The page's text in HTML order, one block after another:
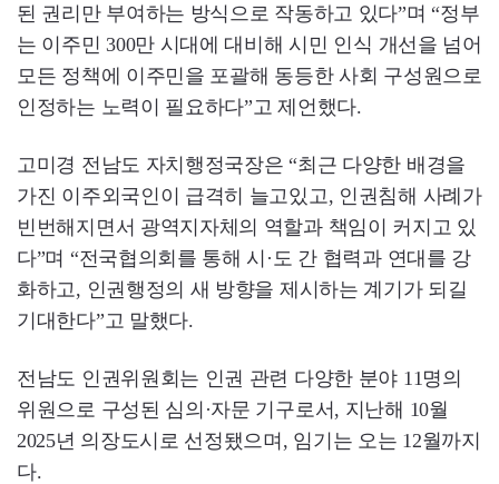
된 권리만 부여하는 방식으로 작동하고 있다”며 “정부
는 이주민 300만 시대에 대비해 시민 인식 개선을 넘어
모든 정책에 이주민을 포괄해 동등한 사회 구성원으로
인정하는 노력이 필요하다”고 제언했다.
고미경 전남도 자치행정국장은 “최근 다양한 배경을
가진 이주외국인이 급격히 늘고있고, 인권침해 사례가
빈번해지면서 광역지자체의 역할과 책임이 커지고 있
다”며 “전국협의회를 통해 시·도 간 협력과 연대를 강
화하고, 인권행정의 새 방향을 제시하는 계기가 되길
기대한다”고 말했다.
전남도 인권위원회는 인권 관련 다양한 분야 11명의
위원으로 구성된 심의·자문 기구로서, 지난해 10월
2025년 의장도시로 선정됐으며, 임기는 오는 12월까지
다.